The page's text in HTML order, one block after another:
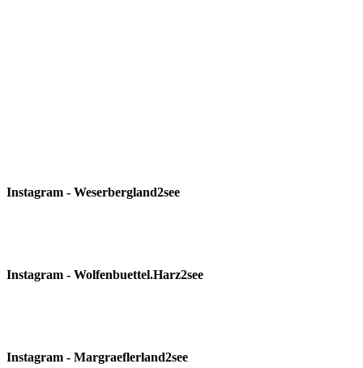
Instagram - Weserbergland2see
Instagram - Wolfenbuettel.Harz2see
Instagram - Margraeflerland2see